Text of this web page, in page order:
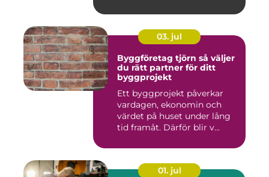
03. jul
Byggföretag tjörn så väljer
du rätt partner för ditt
byggprojekt
Ett byggprojekt påverkar
vardagen, ekonomin och
värdet på huset under lång
tid framåt. Därför blir v...
01. jul